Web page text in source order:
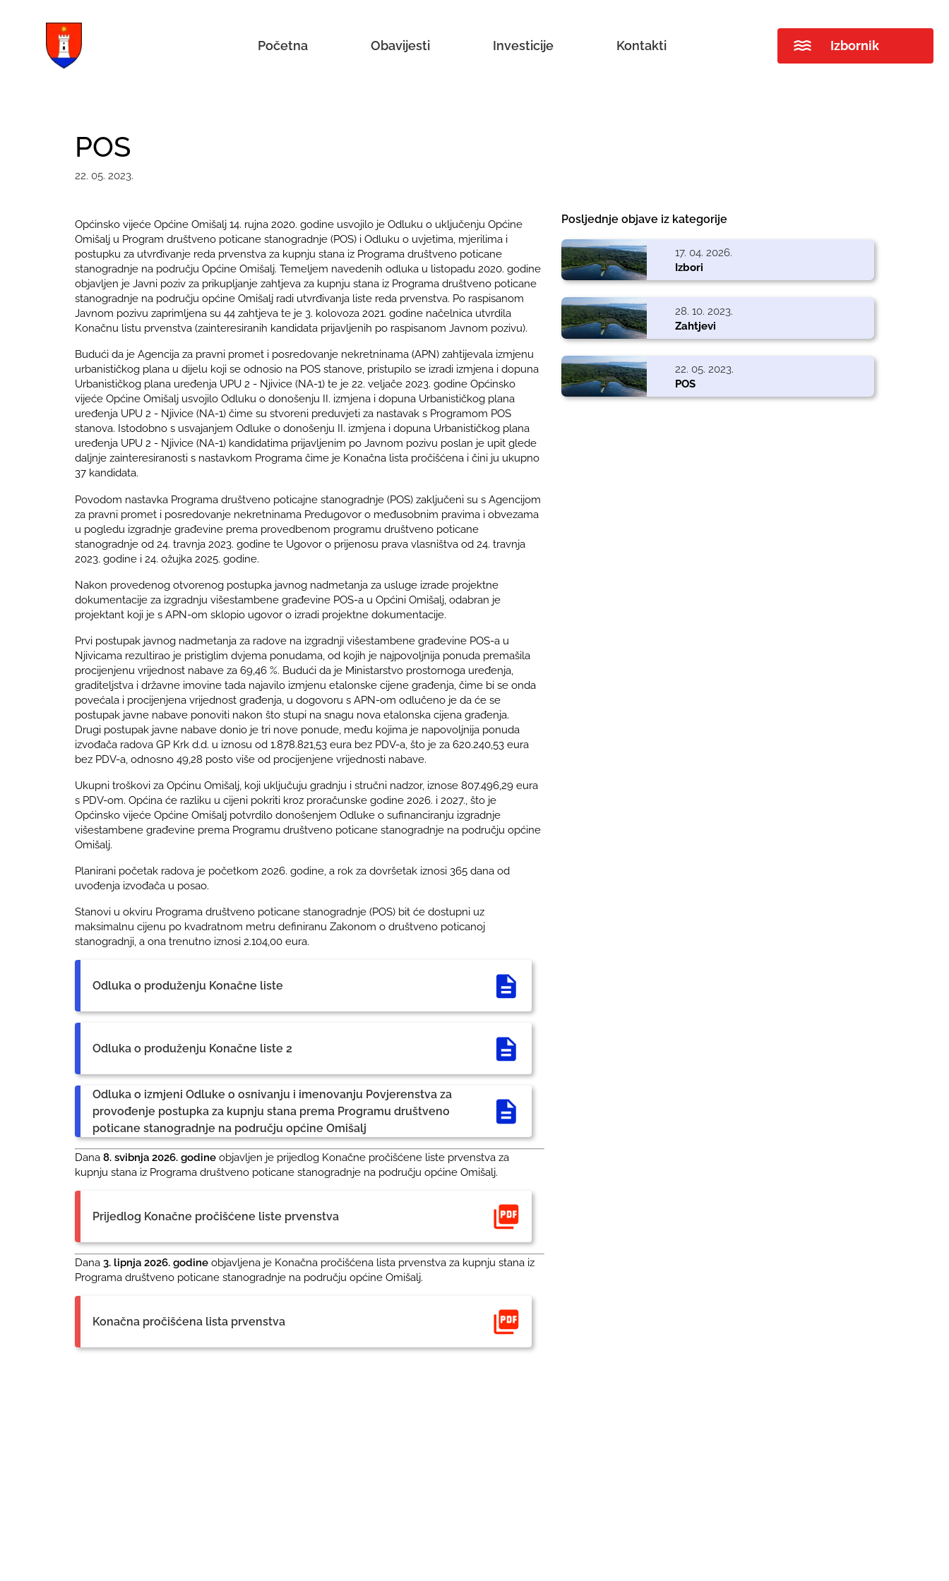
Početna Obavijesti Investicije Kontakti Izbornik
POS
22. 05. 2023.
Općinsko vijeće Općine Omišalj 14. rujna 2020. godine usvojilo je Odluku o uključenju Općine
Omišalj u Program društveno poticane stanogradnje (POS) i Odluku o uvjetima, mjerilima i
postupku za utvrđivanje reda prvenstva za kupnju stana iz Programa društveno poticane
stanogradnje na području Općine Omišalj. Temeljem navedenih odluka u listopadu 2020. godine
objavljen je Javni poziv za prikupljanje zahtjeva za kupnju stana iz Programa društveno poticane
stanogradnje na području općine Omišalj radi utvrđivanja liste reda prvenstva. Po raspisanom
Javnom pozivu zaprimljena su 44 zahtjeva te je 3. kolovoza 2021. godine načelnica utvrdila
Konačnu listu prvenstva (zainteresiranih kandidata prijavljenih po raspisanom Javnom pozivu).
Budući da je Agencija za pravni promet i posredovanje nekretninama (APN) zahtijevala izmjenu
urbanističkog plana u dijelu koji se odnosio na POS stanove, pristupilo se izradi izmjena i dopuna
Urbanističkog plana uređenja UPU 2 - Njivice (NA-1) te je 22. veljače 2023. godine Općinsko
vijeće Općine Omišalj usvojilo Odluku o donošenju II. izmjena i dopuna Urbanističkog plana
uređenja UPU 2 - Njivice (NA-1) čime su stvoreni preduvjeti za nastavak s Programom POS
stanova. Istodobno s usvajanjem Odluke o donošenju II. izmjena i dopuna Urbanističkog plana
uređenja UPU 2 - Njivice (NA-1) kandidatima prijavljenim po Javnom pozivu poslan je upit glede
daljnje zainteresiranosti s nastavkom Programa čime je Konačna lista pročišćena i čini ju ukupno
37 kandidata.
Povodom nastavka Programa društveno poticajne stanogradnje (POS) zaključeni su s Agencijom
za pravni promet i posredovanje nekretninama Predugovor o međusobnim pravima i obvezama
u pogledu izgradnje građevine prema provedbenom programu društveno poticane
stanogradnje od 24. travnja 2023. godine te Ugovor o prijenosu prava vlasništva od 24. travnja
2023. godine i 24. ožujka 2025. godine.
Nakon provedenog otvorenog postupka javnog nadmetanja za usluge izrade projektne
dokumentacije za izgradnju višestambene građevine POS-a u Općini Omišalj, odabran je
projektant koji je s APN-om sklopio ugovor o izradi projektne dokumentacije.
Prvi postupak javnog nadmetanja za radove na izgradnji višestambene građevine POS-a u
Njivicama rezultirao je pristiglim dvjema ponudama, od kojih je najpovoljnija ponuda premašila
procijenjenu vrijednost nabave za 69,46 %. Budući da je Ministarstvo prostornoga uređenja,
graditeljstva i državne imovine tada najavilo izmjenu etalonske cijene građenja, čime bi se onda
povećala i procijenjena vrijednost građenja, u dogovoru s APN-om odlučeno je da će se
postupak javne nabave ponoviti nakon što stupi na snagu nova etalonska cijena građenja.
Drugi postupak javne nabave donio je tri nove ponude, među kojima je napovoljnija ponuda
izvođača radova GP Krk d.d. u iznosu od 1.878.821,53 eura bez PDV-a, što je za 620.240,53 eura
bez PDV-a, odnosno 49,28 posto više od procijenjene vrijednosti nabave.
Ukupni troškovi za Općinu Omišalj, koji uključuju gradnju i stručni nadzor, iznose 807.496,29 eura
s PDV-om. Općina će razliku u cijeni pokriti kroz proračunske godine 2026. i 2027., što je
Općinsko vijeće Općine Omišalj potvrdilo donošenjem Odluke o sufinanciranju izgradnje
višestambene građevine prema Programu društveno poticane stanogradnje na području općine
Omišalj.
Planirani početak radova je početkom 2026. godine, a rok za dovršetak iznosi 365 dana od
uvođenja izvođača u posao.
Stanovi u okviru Programa društveno poticane stanogradnje (POS) bit će dostupni uz
maksimalnu cijenu po kvadratnom metru definiranu Zakonom o društveno poticanoj
stanogradnji, a ona trenutno iznosi 2.104,00 eura.
Odluka o produženju Konačne liste
Odluka o produženju Konačne liste 2
Odluka o izmjeni Odluke o osnivanju i imenovanju Povjerenstva za
provođenje postupka za kupnju stana prema Programu društveno
poticane stanogradnje na području općine Omišalj
Dana8. svibnja 2026. godine objavljen je prijedlog Konačne pročišćene liste prvenstva za
kupnju stana iz Programa društveno poticane stanogradnje na području općine Omišalj.
Prijedlog Konačne pročišćene liste prvenstva
Dana3. lipnja 2026. godine objavljena je Konačna pročišćena lista prvenstva za kupnju stana iz
Programa društveno poticane stanogradnje na području općine Omišalj.
Konačna pročišćena lista prvenstva
Posljednje objave iz kategorije
17. 04. 2026.
Izbori
28. 10. 2023.
Zahtjevi
22. 05. 2023.
POS